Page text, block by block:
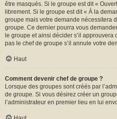
être masqués. Si le groupe est dit «
librement. Si le groupe est dit « À la
groupe mais votre demande nécessitera
groupe. Ce dernier pourra vous
le groupe et ainsi décider s’il
pas le chef de groupe s’il annule votre
Haut
Comment devenir chef de groupe ?
Lorsque des groupes sont créés par
de groupe. Si vous désirez créer un
l’administrateur en premier lieu en lui